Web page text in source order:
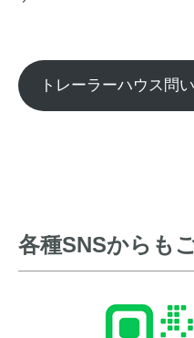
トレーラーハウス問
各種SNSからも